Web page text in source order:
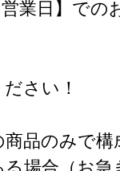
業日】での
さい！
品のみで構